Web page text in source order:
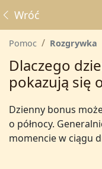
Wróć
Pomoc Rozgrywka
Dlaczego
pokazują się
Dzienny bonus
o północy.
momencie w ciągu